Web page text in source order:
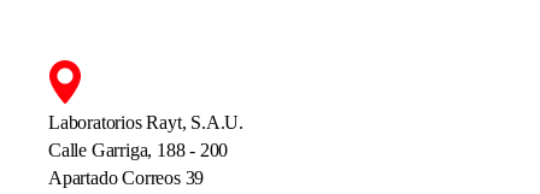
Laboratorios Rayt, S.A.U.
Calle Garriga, 188 - 200
Apartado Correos 39